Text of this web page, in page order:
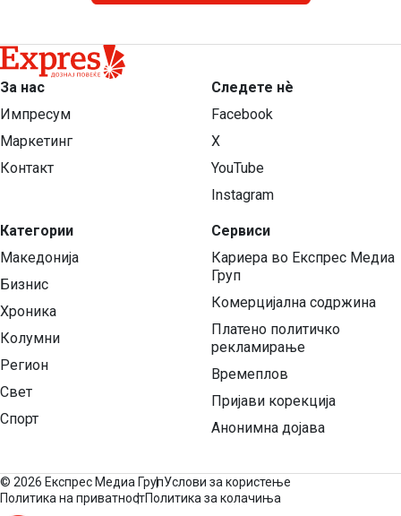
За нас
Импресум
Маркетинг
Контакт
Категории
Македонија
Бизнис
Хроника
Колумни
Регион
Свет
Спорт
Следете нѐ
Facebook
X
YouTube
Instagram
Сервиси
Кариера во Експрес Медиа
Груп
Комерцијална содржина
Платено политичко
рекламирање
Времеплов
Пријави корекција
Анонимна дојава
© 2026 Експрес Медиа ГрупУслови за користење
Политика на приватностПолитика за колачиња